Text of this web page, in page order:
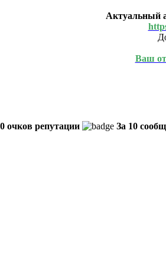
Актуальный
Ваш
очков репутации
За 10